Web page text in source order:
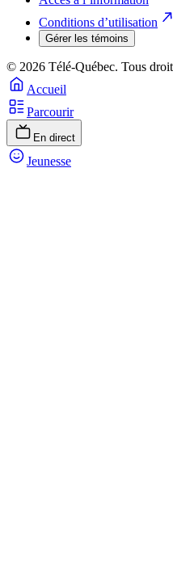
Conditions d’utilisation
Gérer les témoins
© 2026 Télé-Québec. Tous
Accueil
Parcourir
En direct
Jeunesse